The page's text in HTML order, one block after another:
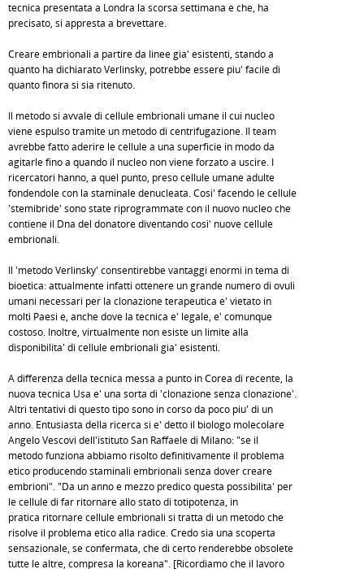
tecnica presentata a Londra la scorsa settimana e che, ha
precisato, si appresta a brevettare.
Creare embrionali a partire da linee gia' esistenti, stando a
quanto ha dichiarato Verlinsky, potrebbe essere piu' facile di
quanto finora si sia ritenuto.
Il metodo si avvale di cellule embrionali umane il cui nucleo
viene espulso tramite un metodo di centrifugazione. Il team
avrebbe fatto aderire le cellule a una superficie in modo da
agitarle fino a quando il nucleo non viene forzato a uscire. I
ricercatori hanno, a quel punto, preso cellule umane adulte
fondendole con la staminale denucleata. Cosi' facendo le cellule
'stemibride' sono state riprogrammate con il nuovo nucleo che
contiene il Dna del donatore diventando cosi' nuove cellule
embrionali.
Il 'metodo Verlinsky' consentirebbe vantaggi enormi in tema di
bioetica: attualmente infatti ottenere un grande numero di ovuli
umani necessari per la clonazione terapeutica e' vietato in
molti Paesi e, anche dove la tecnica e' legale, e' comunque
costoso. Inoltre, virtualmente non esiste un limite alla
disponibilita' di cellule embrionali gia' esistenti.
A differenza della tecnica messa a punto in Corea di recente, la
nuova tecnica Usa e' una sorta di 'clonazione senza clonazione'.
Altri tentativi di questo tipo sono in corso da poco piu' di un
anno. Entusiasta della ricerca si e' detto il biologo molecolare
Angelo Vescovi dell'istituto San Raffaele di Milano: "se il
metodo funziona abbiamo risolto definitivamente il problema
etico producendo staminali embrionali senza dover creare
embrioni". "Da un anno e mezzo predico questa possibilita' per
le cellule di far ritornare allo stato di totipotenza, in
pratica ritornare cellule embrionali si tratta di un metodo che
risolve il problema etico alla radice. Credo sia una scoperta
sensazionale, se confermata, che di certo renderebbe obsolete
tutte le altre, compresa la koreana". [Ricordiamo che il lavoro